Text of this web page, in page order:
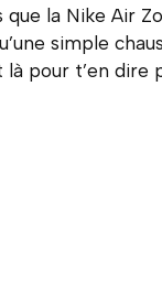
que la Nike Air
simple
pour t’en dire